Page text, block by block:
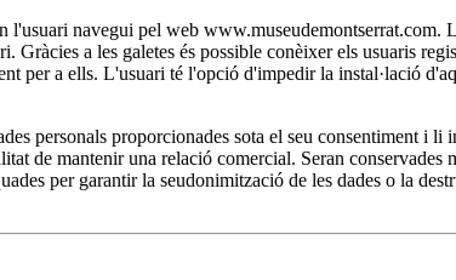
navegui pel web www.museudemontserrat.com.
a les galetes és possible conèixer els usuaris
per a ells. L'usuari té l'opció d'impedir la instal·lació
personals proporcionades sota el seu consentiment i li
de mantenir una relació comercial. Seran
per garantir la seudonimització de les dades o la